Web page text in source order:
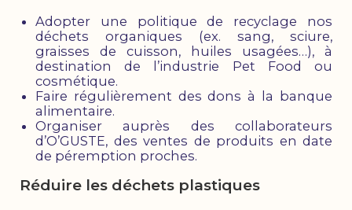
Adopter une politique de recyclage nos
déchets organiques (ex. sang, sciure,
graisses de cuisson, huiles usagées…), à
destination de l’industrie Pet Food ou
cosmétique.
Faire régulièrement des dons à la banque
alimentaire.
Organiser auprès des collaborateurs
d’O’GUSTE, des ventes de produits en date
de péremption proches.
Réduire les déchets plastiques